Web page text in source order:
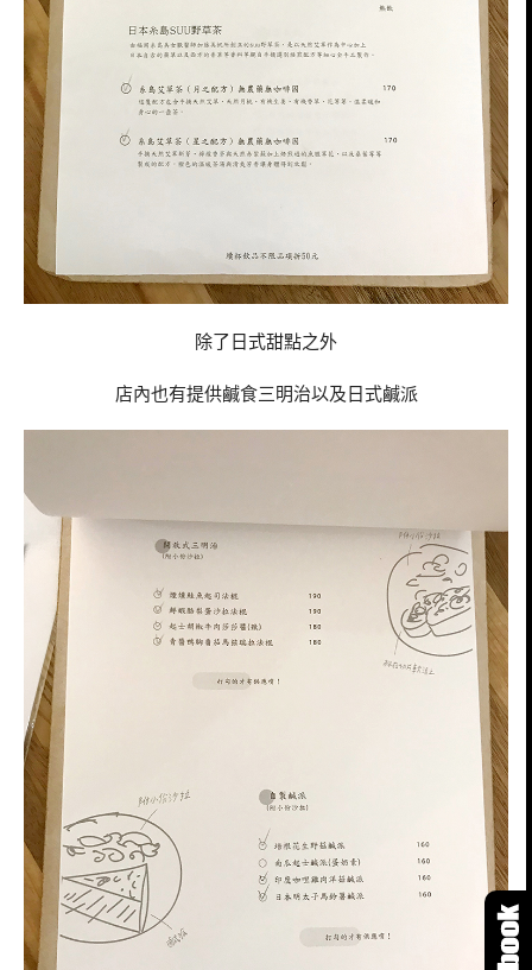
除了日式甜點之外
店內也有提供鹹食三明治以及日式鹹派